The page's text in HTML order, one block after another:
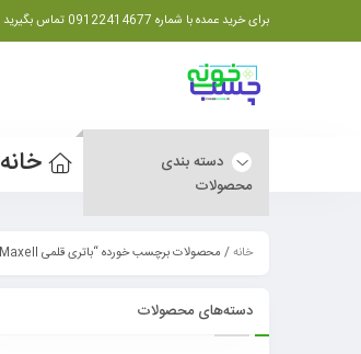
برای خرید عمده با شماره 09122414677 تماس بگیرید
دسته بندی
محصولات
خانه
خانه/ محصولات برچسب خورده “باتری قلمی Maxell”
دسته‌های محصولات